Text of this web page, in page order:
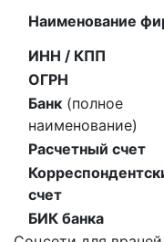
Наименование
ИНН / КПП
ОГРН
Банк (полное
наименование)
Расчетный счет
счет
БИК банка